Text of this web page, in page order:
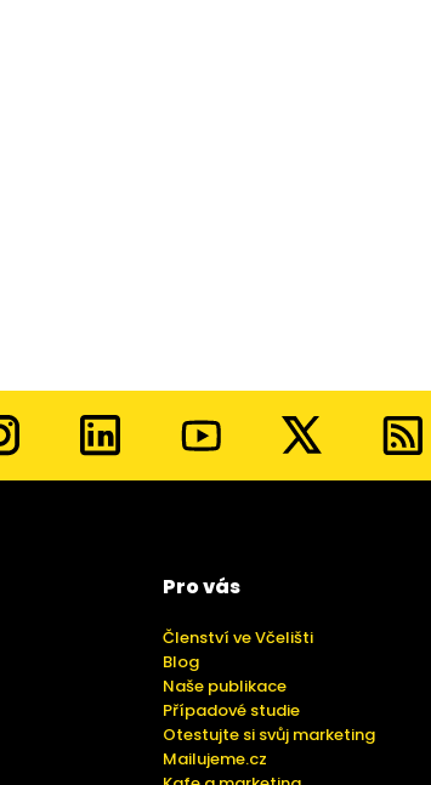
Pro vás
Členství ve Včelišti
Blog
Naše publikace
Případové studie
Otestujte si svůj marketing
Mailujeme.cz